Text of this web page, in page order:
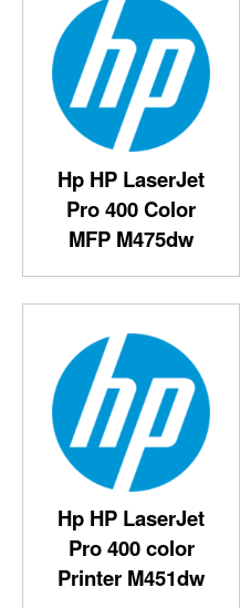
Hp HP LaserJet
Pro 400 Color
MFP M475dw‎
Hp HP LaserJet
Pro 400 color
Printer M451dw‎